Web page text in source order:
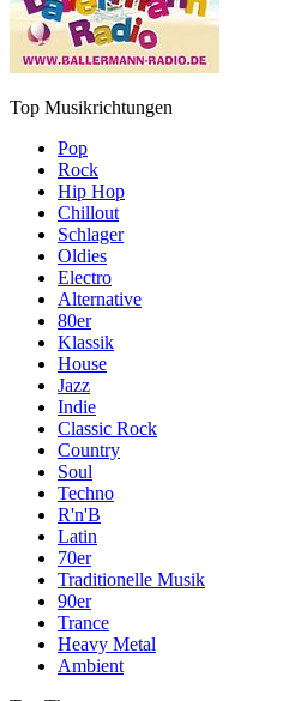
Top Musikrichtungen
Pop
Rock
Hip Hop
Chillout
Schlager
Oldies
Electro
Alternative
80er
Klassik
House
Jazz
Indie
Classic Rock
Country
Soul
Techno
R'n'B
Latin
70er
Traditionelle Musik
90er
Trance
Heavy Metal
Ambient